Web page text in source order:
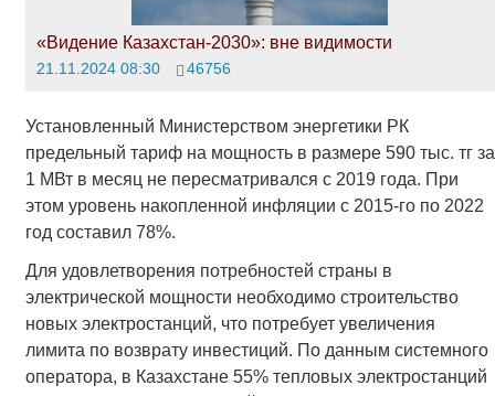
«Видение Казахстан-2030»: вне видимости
21.11.2024 08:30 46756
Установленный Министерством энергетики РК
предельный тариф на мощность в размере 590 тыс. тг за
1 МВт в месяц не пересматривался с 2019 года. При
этом уровень накопленной инфляции с 2015-го по 2022
год составил 78%.
Для удовлетворения потребностей страны в
электрической мощности необходимо строительство
новых электростанций, что потребует увеличения
лимита по возврату инвестиций. По данным системного
оператора, в Казахстане 55% тепловых электростанций